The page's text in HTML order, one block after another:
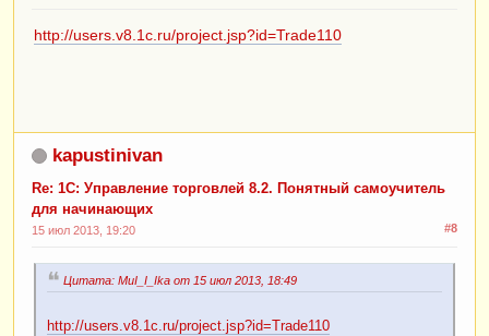
http://users.v8.1c.ru/project.jsp?id=Trade110
kapustinivan
Re: 1С: Управление торговлей 8.2. Понятный самоучитель
для начинающих
#8
15 июл 2013, 19:20
Цитата: MuI_I_Ika от 15 июл 2013, 18:49
http://users.v8.1c.ru/project.jsp?id=Trade110